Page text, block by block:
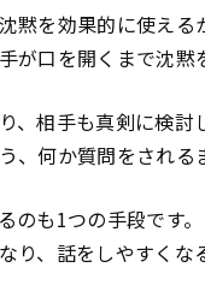
黙を効果的に使える
が口を開くまで沈黙
、相手も真剣に検討
、何か質問をされる
のも1つの手段です。
り、話をしやすくな